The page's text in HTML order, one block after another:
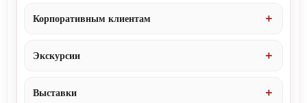
Корпоративным клиентам
Экскурсии
Выставки